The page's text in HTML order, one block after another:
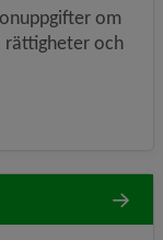
om
rättigheter och